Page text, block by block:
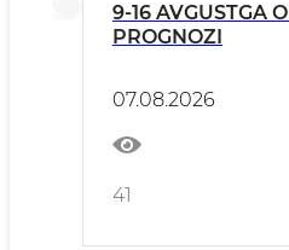
9-16 AVGUSTGA
PROGNOZI
07.08.2026
41